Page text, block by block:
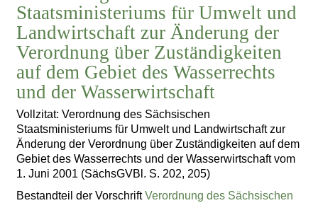
Staatsministeriums für Umwelt und
Landwirtschaft zur Änderung der
Verordnung über Zuständigkeiten
auf dem Gebiet des Wasserrechts
und der Wasserwirtschaft
Vollzitat: Verordnung des Sächsischen
Staatsministeriums für Umwelt und Landwirtschaft zur
Änderung der Verordnung über Zuständigkeiten auf dem
Gebiet des Wasserrechts und der Wasserwirtschaft vom
1. Juni 2001 (SächsGVBl. S. 202, 205)
Bestandteil der VorschriftVerordnung des Sächsischen